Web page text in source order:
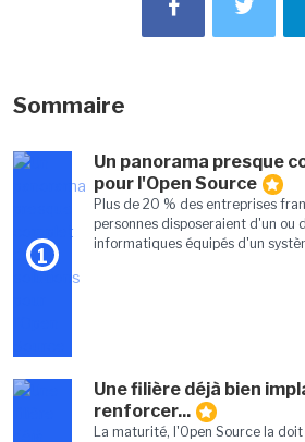
Sommaire
1
Un panorama presque
pour l'Open Source
Plus de 20 % des entreprises
personnes disposeraient d'un ou
informatiques équipés d'un
Une filière déjà bien
renforcer...
La maturité, l'Open Source la